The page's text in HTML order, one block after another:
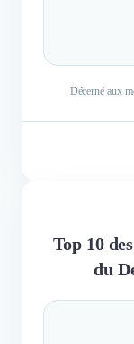
Décerné aux
Top 10
du